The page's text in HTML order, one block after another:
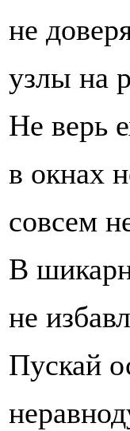
не
узлы на
Не верь
в окнах
совсем
В
не
Пускай